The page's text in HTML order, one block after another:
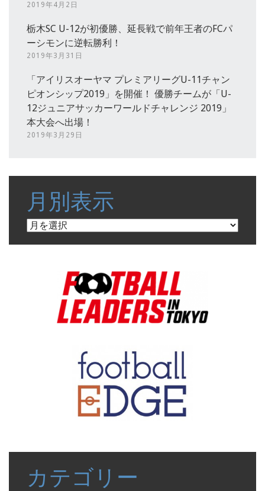
2019年4月2日
栃木SC U-12が初優勝、延長戦で前年王者のFCパ
ーシモンに逆転勝利！
2019年3月31日
「アイリスオーヤマ プレミアリーグU-11チャン
ピオンシップ2019」を開催！ 優勝チームが「U-
12ジュニアサッカーワールドチャレンジ 2019」
本大会へ出場！
2019年3月29日
月別表示
月
カテゴリー